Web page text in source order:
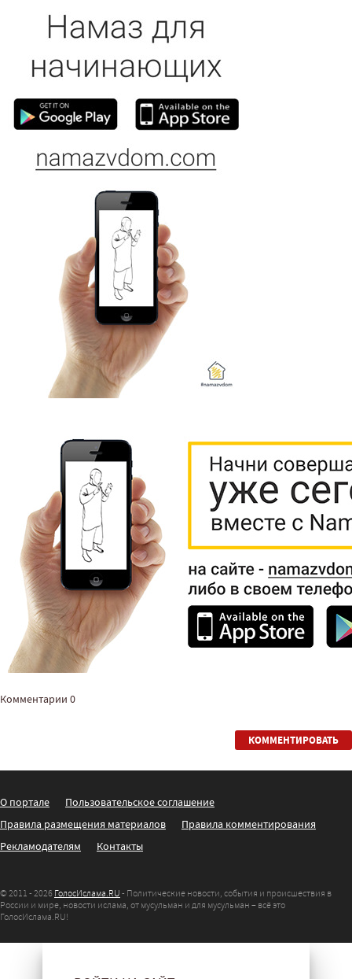
Комментарии 0
КОММЕНТИРОВАТЬ
О портале
Пользовательское соглашение
Правила размещения материалов
Правила комментирования
Рекламодателям
Контакты
© 2011 - 2026 ГолосИслама.RU - Политические новости, события и происшествия в
России и мире, новости ислама, от мусульман и для мусульман – всё это
ГолосИслама.RU!